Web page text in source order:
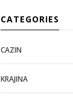
CATEGORIES
CAZIN
KRAJINA